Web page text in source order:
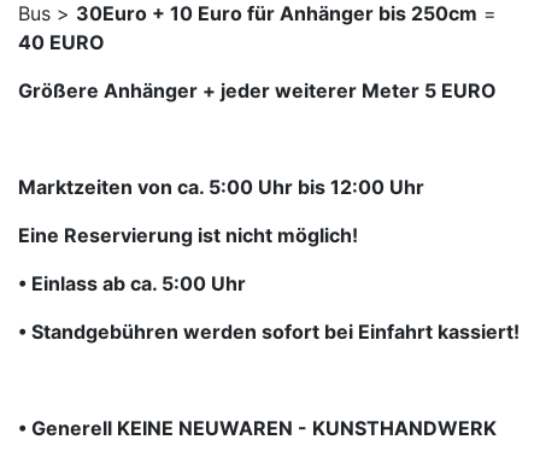
Bus > 30Euro + 10 Euro für Anhänger bis 250cm =
40 EURO
Größere Anhänger + jeder weiterer Meter 5 EURO
Marktzeiten von ca. 5:00 Uhr bis 12:00 Uhr
Eine Reservierung ist nicht möglich!
• Einlass ab ca. 5:00 Uhr
• Standgebühren werden sofort bei Einfahrt kassiert!
• Generell KEINE NEUWAREN - KUNSTHANDWERK